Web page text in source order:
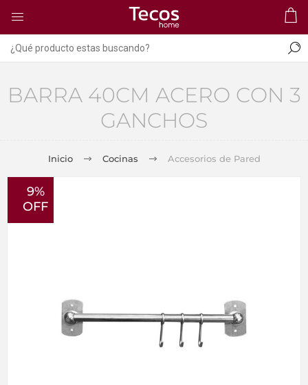
BARRA 40CM ACERO CON 3
GANCHOS
Inicio Cocinas Accesorios de Pared
9%
OFF